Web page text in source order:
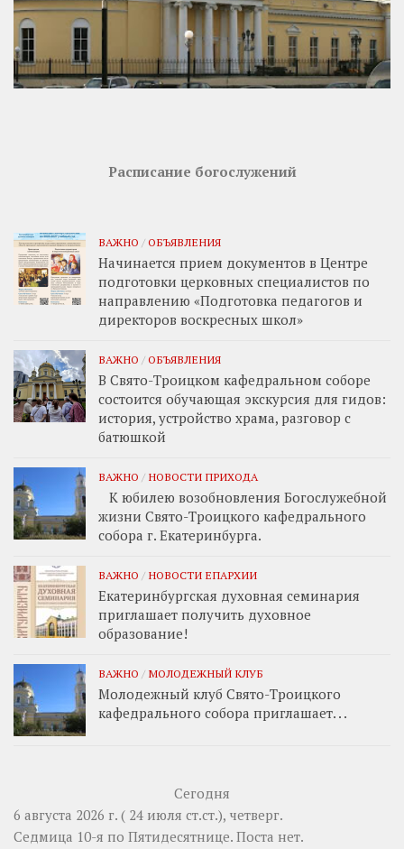
Расписание богослужений
ВАЖНО / ОБЪЯВЛЕНИЯ
Начинается прием документов в Центре
подготовки церковных специалистов по
направлению «Подготовка педагогов и
директоров воскресных школ»
ВАЖНО / ОБЪЯВЛЕНИЯ
В Свято-Троицком кафедральном соборе
состоится обучающая экскурсия для гидов:
история, устройство храма, разговор с
батюшкой
ВАЖНО / НОВОСТИ ПРИХОДА
К юбилею возобновления Богослужебной
жизни Свято-Троицкого кафедрального
собора г. Екатеринбурга.
ВАЖНО / НОВОСТИ ЕПАРХИИ
Екатеринбургская духовная семинария
приглашает получить духовное
образование!
ВАЖНО / МОЛОДЕЖНЫЙ КЛУБ
Молодежный клуб Свято-Троицкого
кафедрального собора приглашает. . .
Сегодня
6 августа 2026 г. ( 24 июля ст.ст.), четверг.
Седмица 10-я по Пятидесятнице. Поста нет.